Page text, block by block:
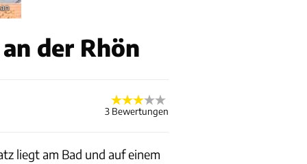
der Rhön
3 Bewertungen
liegt am Bad und auf einem